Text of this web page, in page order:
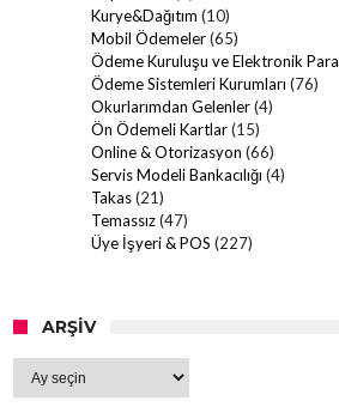
Kurye&Dağıtım (10)
Mobil Ödemeler(65)
Ödeme Kuruluşu ve Elektronik Para
Ödeme Sistemleri Kurumları (76)
Okurlarımdan Gelenler(4)
Ön Ödemeli Kartlar(15)
Online & Otorizasyon (66)
Servis Modeli Bankacılığı (4)
Takas(21)
Temassız(47)
Üye İşyeri & POS (227)
ARŞIV